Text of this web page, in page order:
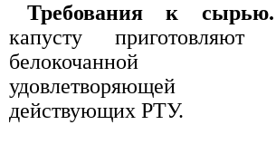
Требования к
капусту
белокочанной
удовлетворяющей
действующих РТУ.